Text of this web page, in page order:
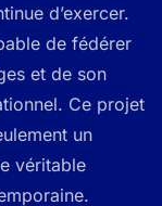
d’exercer.
de fédérer
et de son
Ce projet
un
véritable